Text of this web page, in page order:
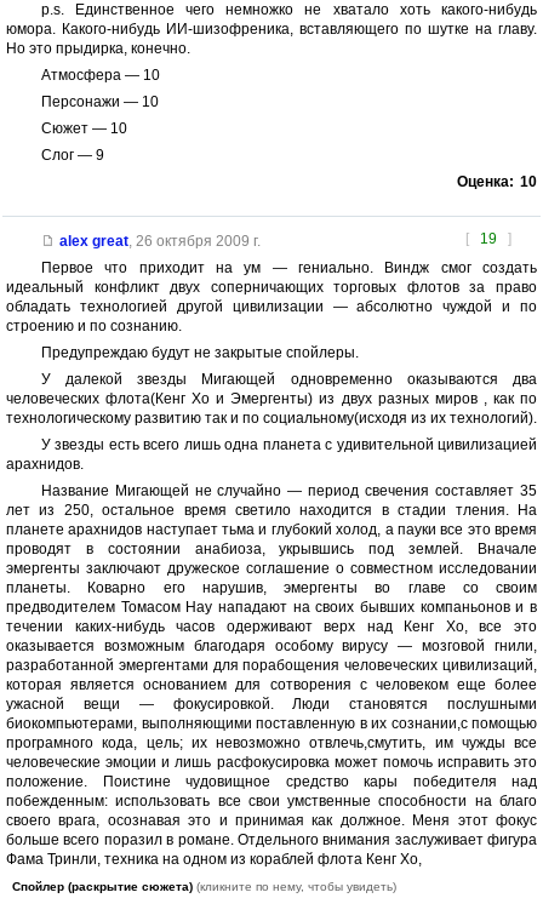
p.s. Единственное чего немножко не хватало хоть какого-нибудь
юмора. Какого-нибудь ИИ-шизофреника, вставляющего по шутке на главу.
Но это прыдирка, конечно.
Атмосфера — 10
Персонажи — 10
Сюжет — 10
Слог — 9
Оценка: 10
[ 19 ]
alex great, 26 октября 2009 г.
Первое что приходит на ум — гениально. Виндж смог создать
идеальный конфликт двух соперничающих торговых флотов за право
обладать технологией другой цивилизации — абсолютно чуждой и по
строению и по сознанию.
Предупреждаю будут не закрытые спойлеры.
У далекой звезды Мигающей одновременно оказываются два
человеческих флота(Кенг Хо и Эмергенты) из двух разных миров , как по
технологическому развитию так и по социальному(исходя из их технологий).
У звезды есть всего лишь одна планета с удивительной цивилизацией
арахнидов.
Название Мигающей не случайно — период свечения составляет 35
лет из 250, остальное время светило находится в стадии тления. На
планете арахнидов наступает тьма и глубокий холод, а пауки все это время
проводят в состоянии анабиоза, укрывшись под землей. Вначале
эмергенты заключают дружеское соглашение о совместном исследовании
планеты. Коварно его нарушив, эмергенты во главе со своим
предводителем Томасом Нау нападают на своих бывших компаньонов и в
течении каких-нибудь часов одерживают верх над Кенг Хо, все это
оказывается возможным благодаря особому вирусу — мозговой гнили,
разработанной эмергентами для порабощения человеческих цивилизаций,
которая является основанием для сотворения с человеком еще более
ужасной вещи — фокусировкой. Люди становятся послушными
биокомпьютерами, выполняющими поставленную в их сознании,с помощью
програмного кода, цель; их невозможно отвлечь,смутить, им чужды все
человеческие эмоции и лишь расфокусировка может помочь исправить это
положение. Поистине чудовищное средство кары победителя над
побежденным: использовать все свои умственные способности на благо
своего врага, осознавая это и принимая как должное. Меня этот фокус
больше всего поразил в романе. Отдельного внимания заслуживает фигура
Фама Тринли, техника на одном из кораблей флота Кенг Хо,
Спойлер (раскрытие сюжета) (кликните по нему, чтобы увидеть)